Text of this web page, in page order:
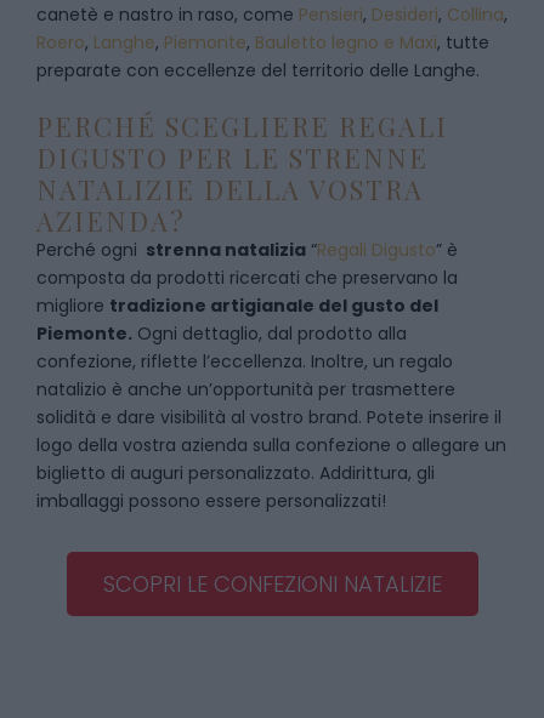
canetè e nastro in raso, come Pensieri, Desideri, Collina,
Roero, Langhe, Piemonte, Bauletto legno e Maxi, tutte
preparate con eccellenze del territorio delle Langhe.
PERCHÉ SCEGLIERE REGALI
DIGUSTO PER LE STRENNE
NATALIZIE DELLA VOSTRA
AZIENDA?
Perché ogni strenna natalizia “Regali Digusto” è
composta da prodotti ricercati che preservano la
migliore tradizione artigianale del gusto del
Piemonte. Ogni dettaglio, dal prodotto alla
confezione, riflette l’eccellenza. Inoltre, un regalo
natalizio è anche un’opportunità per trasmettere
solidità e dare visibilità al vostro brand. Potete inserire il
logo della vostra azienda sulla confezione o allegare un
biglietto di auguri personalizzato. Addirittura, gli
imballaggi possono essere personalizzati!
SCOPRI LE CONFEZIONI NATALIZIE